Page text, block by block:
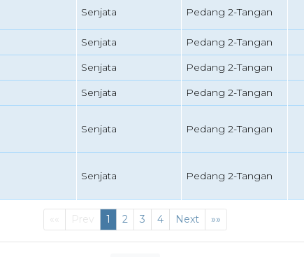
Senjata Pedang 2-Tangan
Senjata Pedang 2-Tangan
Senjata Pedang 2-Tangan
Senjata Pedang 2-Tangan
Senjata Pedang 2-Tangan
Senjata Pedang 2-Tangan
FirstPrev 1 (current)
2 3 4 Next »»Last